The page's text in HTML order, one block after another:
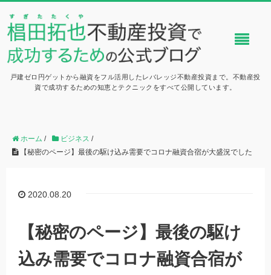
戸建ゼロ円ゲットから融資をフル活用したレバレッジ不動産投資まで。不動産投
資で成功するための知恵とテクニックをすべて公開しています。
ホーム / ビジネス /
【秘密のページ】最後の駆け込み需要でコロナ融資合宿が大盛況でした
2020.08.20
【秘密のページ】最後の駆け
込み需要でコロナ融資合宿が